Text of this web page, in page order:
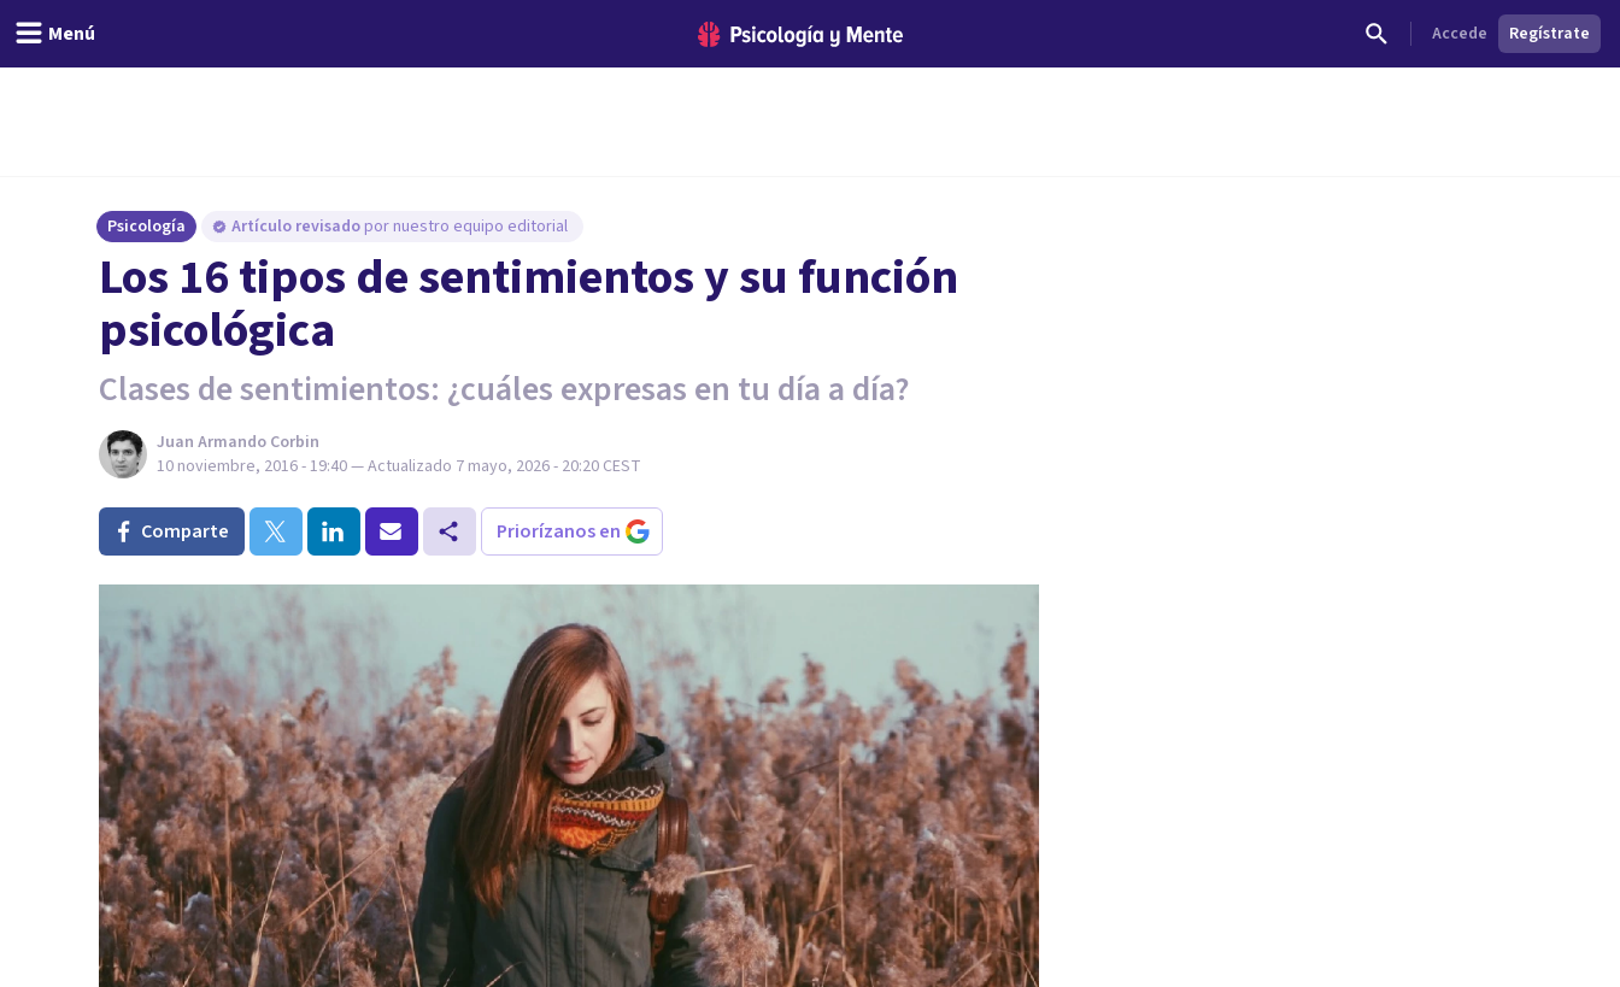
Menú Accede Regístrate
Psicología Artículo revisado por nuestro equipo editorial
​Los 16 tipos de sentimientos y su función
psicológica
Clases de sentimientos: ¿cuáles expresas en tu día a día?
Juan Armando Corbin
10 noviembre, 2016 - 19:40— Actualizado 7 mayo, 2026 - 20:20 CEST
Comparte Priorízanos en